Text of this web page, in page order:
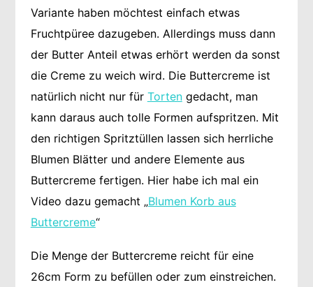
Variante haben möchtest einfach etwas
Fruchtpüree dazugeben. Allerdings muss dann
der Butter Anteil etwas erhört werden da sonst
die Creme zu weich wird. Die Buttercreme ist
natürlich nicht nur für Tortengedacht, man
kann daraus auch tolle Formen aufspritzen. Mit
den richtigen Spritztüllen lassen sich herrliche
Blumen Blätter und andere Elemente aus
Buttercreme fertigen. Hier habe ich mal ein
Video dazu gemacht „Blumen Korb aus
Buttercreme“
Die Menge der Buttercreme reicht für eine
26cm Form zu befüllen oder zum einstreichen.